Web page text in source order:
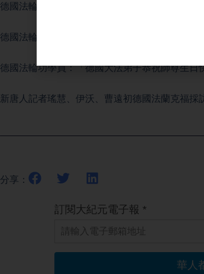
德國法輪功學員、電子公司部門主管黃尚義:「感
德國法輪功學員、IT管理員Arkaviosz Bolansky
德國法輪功學員：「德國大法弟子恭祝師尊生
新唐人記者瑤慧、伊沃、曹遠初德國法蘭克福採
分享：